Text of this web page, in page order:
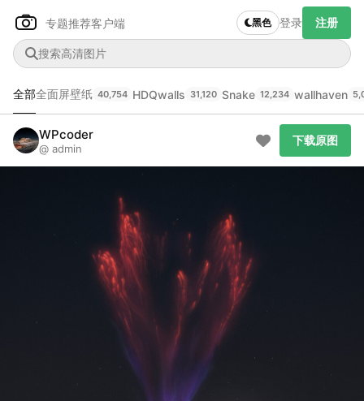
专题推荐客户端 黑色 登录 注册
全部全面屏壁纸 40,754 HDQwalls 31,120 Snake 12,234 wallhaven
WPcoder
@ admin
下载原图
@author
主色调
在主题许可下可免费使用
分享
实时弹幕